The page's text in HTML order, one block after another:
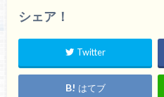
シェア！
Twitter
はてブ